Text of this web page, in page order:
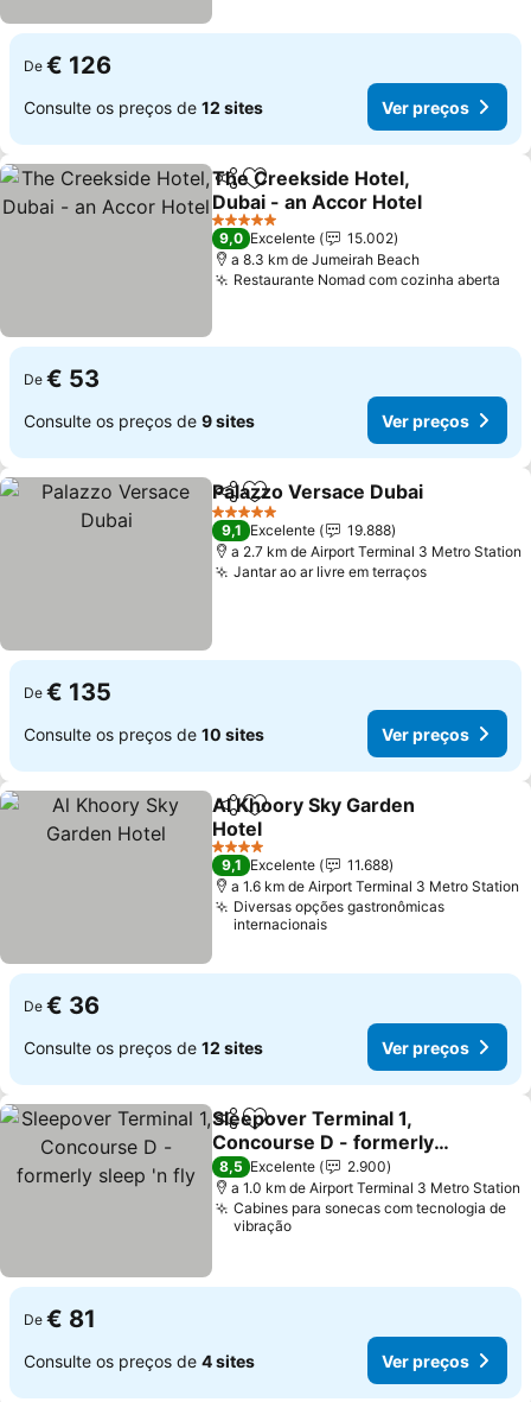
De € 126
Consulte os preços de 12 sites Ver preços
PartilharAdicionar aos favoritos
The Creekside Hotel,
Dubai - an Accor Hotel
5 Estrelas
9,0 Excelente
15.002
a 8.3 km de Jumeirah Beach
Restaurante Nomad com cozinha aberta
De € 53
Consulte os preços de 9 sites Ver preços
PartilharAdicionar aos favoritos
Palazzo Versace Dubai
5 Estrelas
9,1 Excelente
19.888
a 2.7 km de Airport Terminal 3 Metro Station
Jantar ao ar livre em terraços
De € 135
Consulte os preços de 10 sites Ver preços
PartilharAdicionar aos favoritos
Al Khoory Sky Garden
Hotel
4 Estrelas
9,1 Excelente
11.688
a 1.6 km de Airport Terminal 3 Metro Station
Diversas opções gastronômicas
internacionais
De € 36
Consulte os preços de 12 sites Ver preços
PartilharAdicionar aos favoritos
Sleepover Terminal 1,
Concourse D - formerly
sleep 'n fly
8,5 Excelente
2.900
a 1.0 km de Airport Terminal 3 Metro Station
Cabines para sonecas com tecnologia de
vibração
De € 81
Consulte os preços de 4 sites Ver preços